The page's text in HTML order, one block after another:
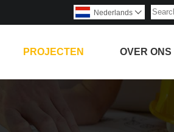
Nederlands 
PROJECTEN OVER ONS